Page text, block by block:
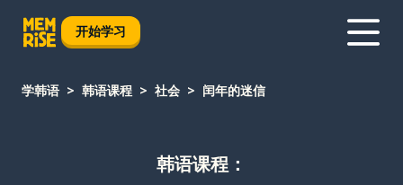
开始学习
学韩语 韩语课程 社会 闰年的迷信
韩语课程：